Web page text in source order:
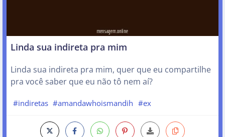
Linda sua indireta pra mim
Linda sua indireta pra mim, quer que eu compartilhe
pra você saber que eu não tô nem aí?
#indiretas #amandawhoismandih #ex